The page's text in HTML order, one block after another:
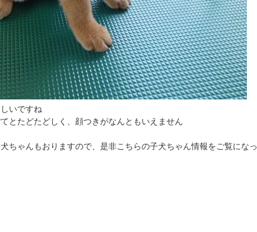
いですね
とたどたどしく、顔つきがなんともいえません
ちゃんもおりますので、是非こちらの子犬ちゃん情報をご覧になっ